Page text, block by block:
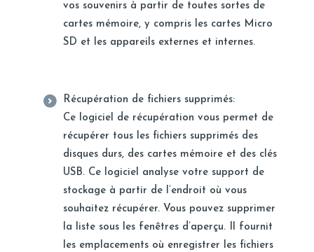
vos souvenirs à partir de toutes sortes de
cartes mémoire, y compris les cartes Micro
SD et les appareils externes et internes.
Récupération de fichiers supprimés:
Ce logiciel de récupération vous permet de
récupérer tous les fichiers supprimés des
disques durs, des cartes mémoire et des clés
USB. Ce logiciel analyse votre support de
stockage à partir de l’endroit où vous
souhaitez récupérer. Vous pouvez supprimer
la liste sous les fenêtres d’aperçu. Il fournit
les emplacements où enregistrer les fichiers